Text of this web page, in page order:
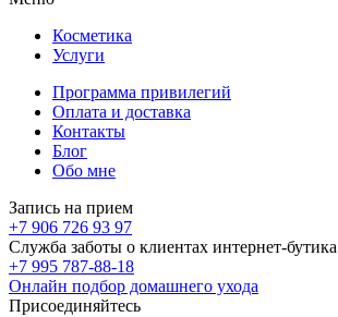
Косметика
Услуги
Программа привилегий
Оплата и доставка
Контакты
Блог
Обо мне
Запись на прием
+7 906 726 93 97
Служба заботы о клиентах интернет-бутика
+7 995 787-88-18
Онлайн подбор домашнего ухода
Присоединяйтесь